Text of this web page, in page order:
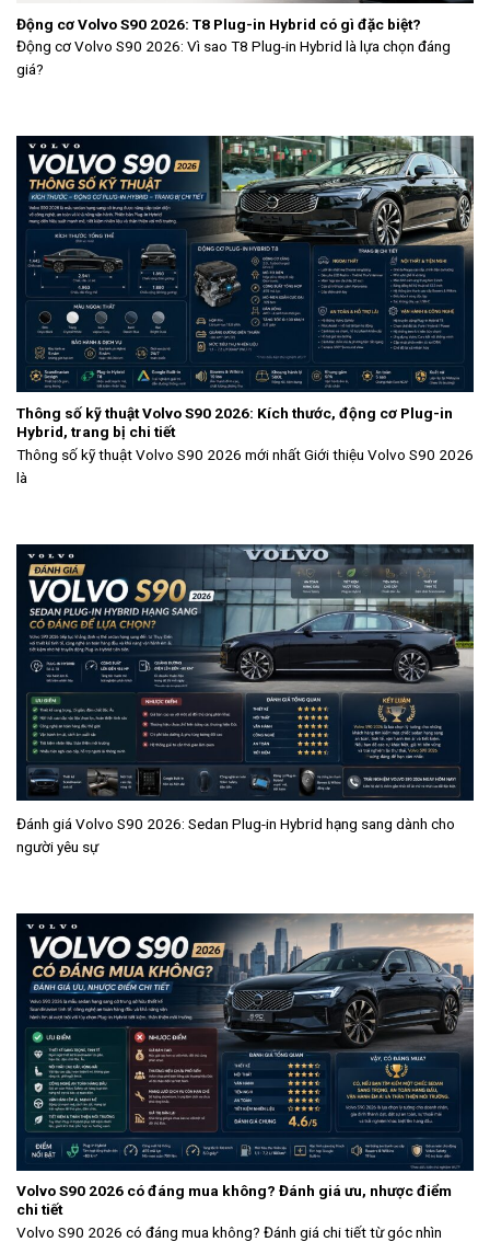
Động cơ Volvo S90 2026: T8 Plug-in Hybrid có gì đặc biệt?
Động cơ Volvo S90 2026: Vì sao T8 Plug-in Hybrid là lựa chọn đáng
giá?
Thông số kỹ thuật Volvo S90 2026: Kích thước, động cơ Plug-in
Hybrid, trang bị chi tiết
Thông số kỹ thuật Volvo S90 2026 mới nhất Giới thiệu Volvo S90 2026
là
Đánh giá Volvo S90 2026: Sedan Plug-in Hybrid hạng sang dành cho
người yêu sự
Volvo S90 2026 có đáng mua không? Đánh giá ưu, nhược điểm
chi tiết
Volvo S90 2026 có đáng mua không? Đánh giá chi tiết từ góc nhìn